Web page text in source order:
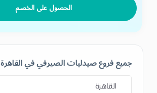
الحصول على الخصم
جميع فروع صيدليات الصيرفي في القاهرة
القاهرة